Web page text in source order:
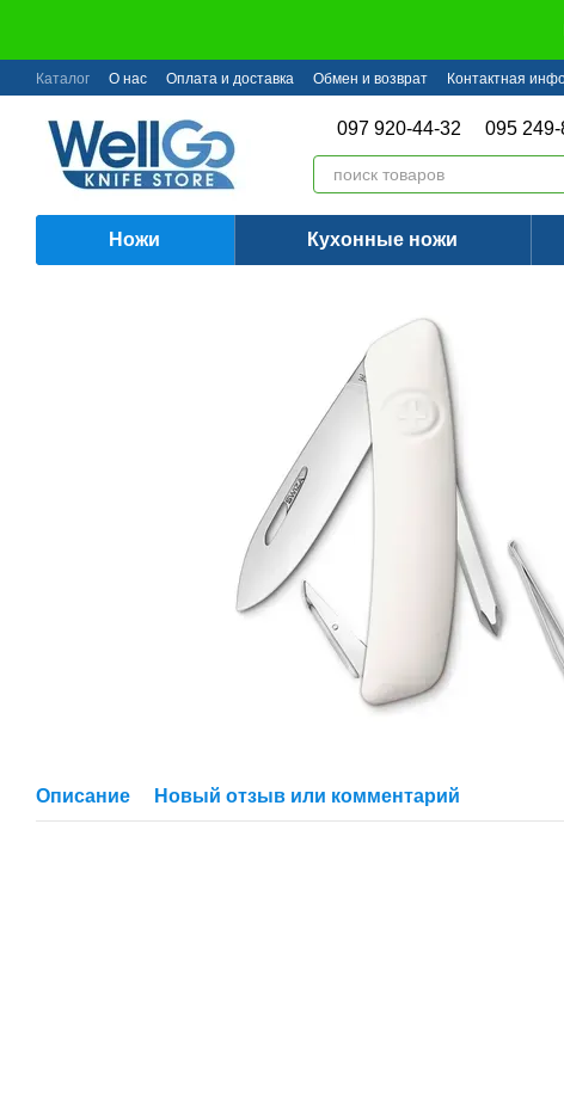
Каталог О нас Оплата и доставка Обмен и возврат Контактная
097 920-44-32 095
Ножи Кухонные ножи
Описание Новый отзыв или комментарий